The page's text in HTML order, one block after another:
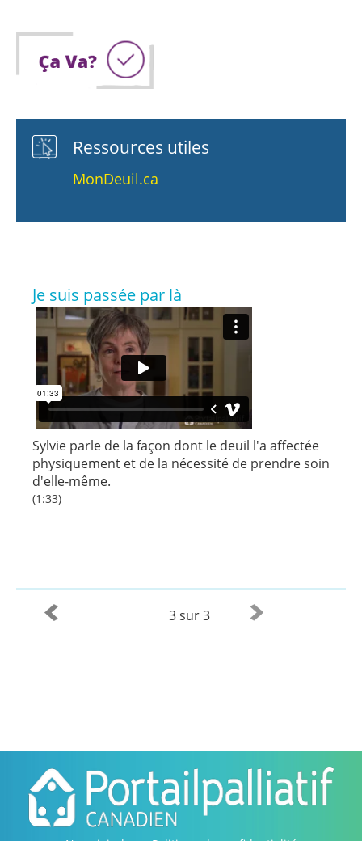
Ressources utiles
MonDeuil.ca
Je suis passée par là
Sylvie parle de la façon dont le deuil l'a affectée
physiquement et de la nécessité de prendre soin
d'elle-même.
(1:33)
3 sur 3